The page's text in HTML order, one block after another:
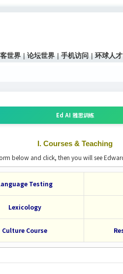
世界 | 论坛世界 | 手机访问 |环球人才